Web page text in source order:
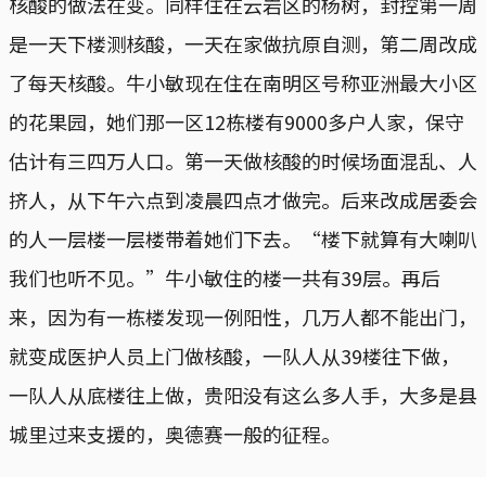
是一天下楼测核酸，一天在家做抗原自测，第二周改成
了每天核酸。牛小敏现在住在南明区号称亚洲最大小区
的花果园，她们那一区12栋楼有9000多户人家，保守
估计有三四万人口。第一天做核酸的时候场面混乱、人
挤人，从下午六点到凌晨四点才做完。后来改成居委会
的人一层楼一层楼带着她们下去。“楼下就算有大喇叭
我们也听不见。”牛小敏住的楼一共有39层。再后
来，因为有一栋楼发现一例阳性，几万人都不能出门，
就变成医护人员上门做核酸，一队人从39楼往下做，
一队人从底楼往上做，贵阳没有这么多人手，大多是县
城里过来支援的，奥德赛一般的征程。